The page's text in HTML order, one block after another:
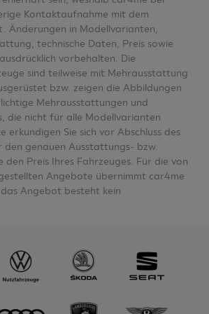
Kontaktaufnahme mit dem
Änderungen in Modellvarianten,
technische Daten, Preis sowie
vorbehalten. Die
sind teilweise mit Mehrausstattung
bzw. zeigen die Abbildungen
Mehrausstattungen und
die nicht für alle Modellvarianten
erkundigen Sie sich vor Abschluss des
genauen Ausstattungs- bzw.
den Preis Ihres Fahrzeuges. Für die von
Angebote übernimmt car4me
Angebot besteht kein